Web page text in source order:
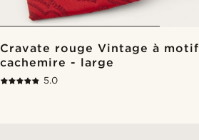
Cravate rouge Vintage à motif
cachemire - large
5.0